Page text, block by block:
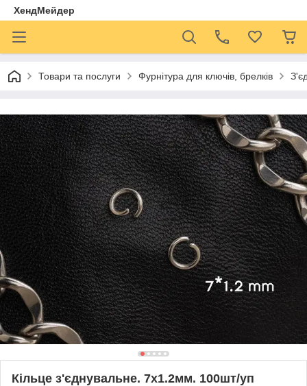
ХендМейдер
Товари та послуги Фурнітура для ключів, брелків
Кільце з'єднувальне. 7х1.2мм. 100шт/уп